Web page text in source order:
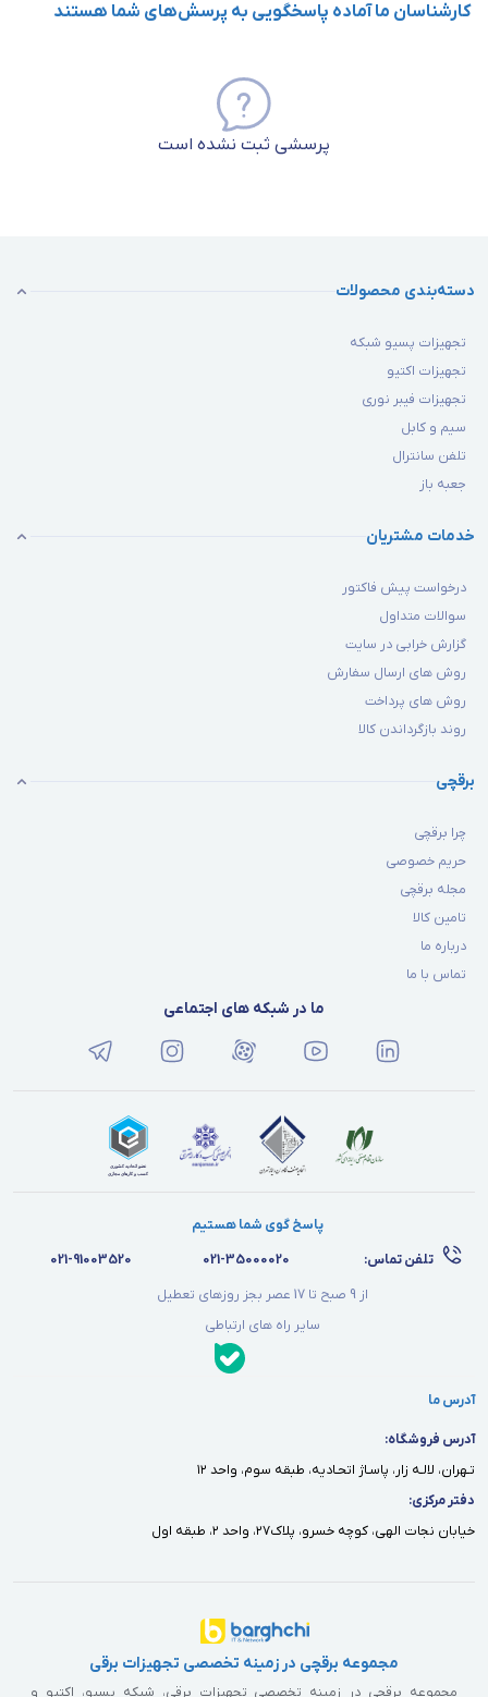
کارشناسان ما آماده پاسخگویی به پرسش‌های شما هستند
پرسشی ثبت نشده است
دسته‌بندی محصولات
تجهیزات پسیو شبکه
تجهیزات اکتیو
تجهیزات فیبر نوری
سیم و کابل
تلفن سانترال
جعبه باز
خدمات مشتریان
درخواست پیش فاکتور
سوالات متداول
گزارش خرابی در سایت
روش های ارسال سفارش
روش های پرداخت
روند بازگرداندن کالا
برقچی
چرا برقچی
حریم خصوصی
مجله برقچی
تامین کالا
درباره ما
تماس با ما
ما در شبکه های اجتماعی
پاسخ گوی شما هستیم
تلفن تماس:
021-35000020
021-91003520
از 9 صبح تا 17 عصر بجز روزهای تعطیل
سایر راه های ارتباطی
آدرس ما
آدرس فروشگاه:
تـهران، لالـه زار، پاسـاژ اتحـاديه، طبقه سوم، واحد ١٢
دفتر مركزى:
خيابان نجات الهى، كوچه خسرو، پلاك٢٧، واحد ٢، طبقه اول
مجموعه برقچی در زمینه تخصصی تجهیزات برقی
مجموعه برقچی در زمینه تخصصی تجهیزات برقی، شبکه پسیو، اکتیو و